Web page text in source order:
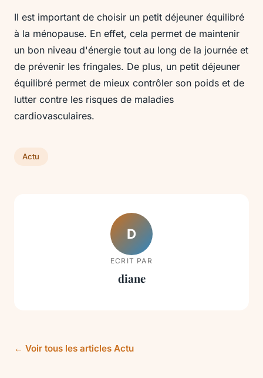
Il est important de choisir un petit déjeuner équilibré
à la ménopause. En effet, cela permet de maintenir
un bon niveau d'énergie tout au long de la journée et
de prévenir les fringales. De plus, un petit déjeuner
équilibré permet de mieux contrôler son poids et de
lutter contre les risques de maladies
cardiovasculaires.
Actu
D
ECRIT PAR
diane
← Voir tous les articles Actu